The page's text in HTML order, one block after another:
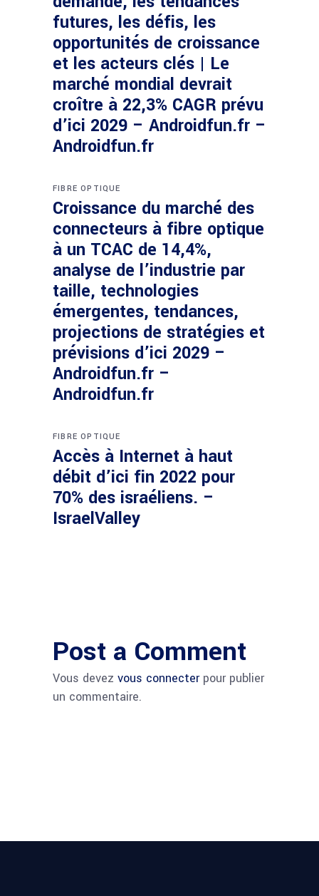
futures, les défis, les
opportunités de croissance
et les acteurs clés | Le
marché mondial devrait
croître à 22,3% CAGR prévu
d’ici 2029 – Androidfun.fr –
Androidfun.fr
FIBRE OPTIQUE
Croissance du marché des
connecteurs à fibre optique
à un TCAC de 14,4%,
analyse de l’industrie par
taille, technologies
émergentes, tendances,
projections de stratégies et
prévisions d’ici 2029 –
Androidfun.fr –
Androidfun.fr
FIBRE OPTIQUE
Accès à Internet à haut
débit d’ici fin 2022 pour
70% des israéliens. –
IsraelValley
Post a Comment
Vous devez vous connecterpour publier
un commentaire.